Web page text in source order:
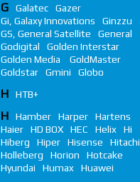
G Galatec
Gazer
Gi, Galaxy Innovations
Ginzzu
GS, General Satellite
General
Godigital
Golden Interstar
Golden Media
GoldMaster
Goldstar
Gmini Globo
Н НТВ+
H Hamber Harper
Hartens
Haier
HD BOX HEC Helix
Hi
Hiberg
Hiper Hisense
Hitachi
Holleberg
Horion
Hotcake
Hyundai
Humax Huawei